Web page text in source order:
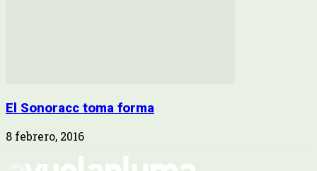
El Sonoracc toma forma
8 febrero, 2016